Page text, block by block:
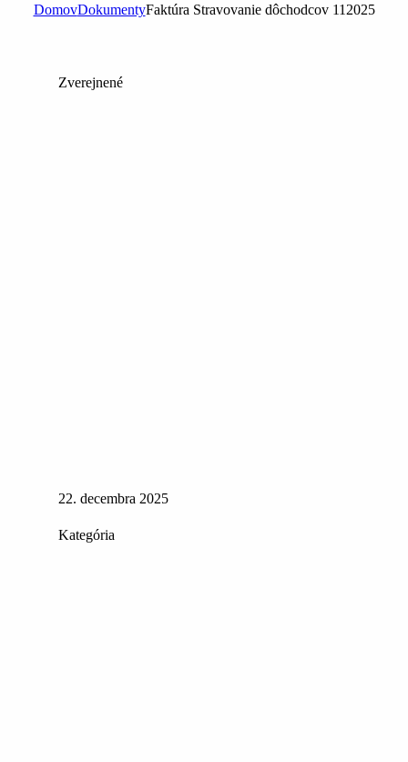
DomovDokumentyFaktúra Stravovanie dôchodcov 112025
Zverejnené
22. decembra 2025
Kategória